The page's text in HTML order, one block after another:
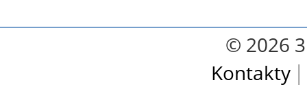
© 2026
Kontakty